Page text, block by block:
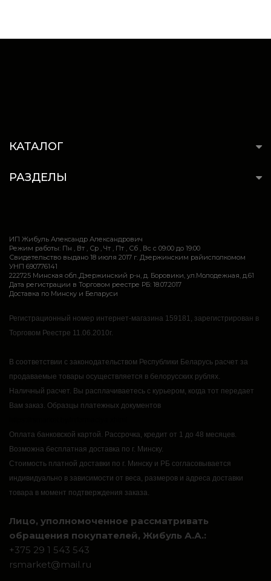
КАТАЛОГ
РАЗДЕЛЫ
ИП Жибуль Александр Александрович
Режим работы: Пн , Вт , Ср , Чт , Пт , Сб , Вс c 09:00 до 19:00
Свидетельство выдано 18 июля 2017 г. Дзержинским райисполкомом
УНП 690776141
222725 Минская обл.,Дзержинский р-н, д. Боровики, ул.Молодежная, д.61
Дата регистрации в Торговом реестре РБ: 18.07.2017
Доставка по Минску и Беларуси
Регистрационный номер интернет-магазина 159181, зарегистрирован в
Торговом Реестре 11.06.2010г.
В соответствии с законодательством Республики Беларусь расчет за
продаваемые товары осуществляется в белорусских рублях.
Наличный расчет. Вы расплачиваетесь с курьером, когда тот передает
Вам заказ. Образцы платежных документов
Оплата банковской картой. Рассрочка, кредит от 1 до 48 месяцев.
Возможна бесплатная доставка по г. Минску.
Стоимость платной доставки по г. Минску и РБ согласовывается
индивидуально в зависимости от веса, размеров и адреса доставки
товара в момент подтверждения заказа.
Лицо, уполномоченное рассматривать
обращения покупателей, Жибуль А.А.:
+375 29 1 543 543
rsmarket@mail.ru